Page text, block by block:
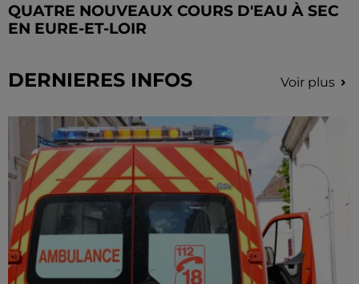
QUATRE NOUVEAUX COURS D'EAU À SEC
EN EURE-ET-LOIR
DERNIERES INFOS Voir plus